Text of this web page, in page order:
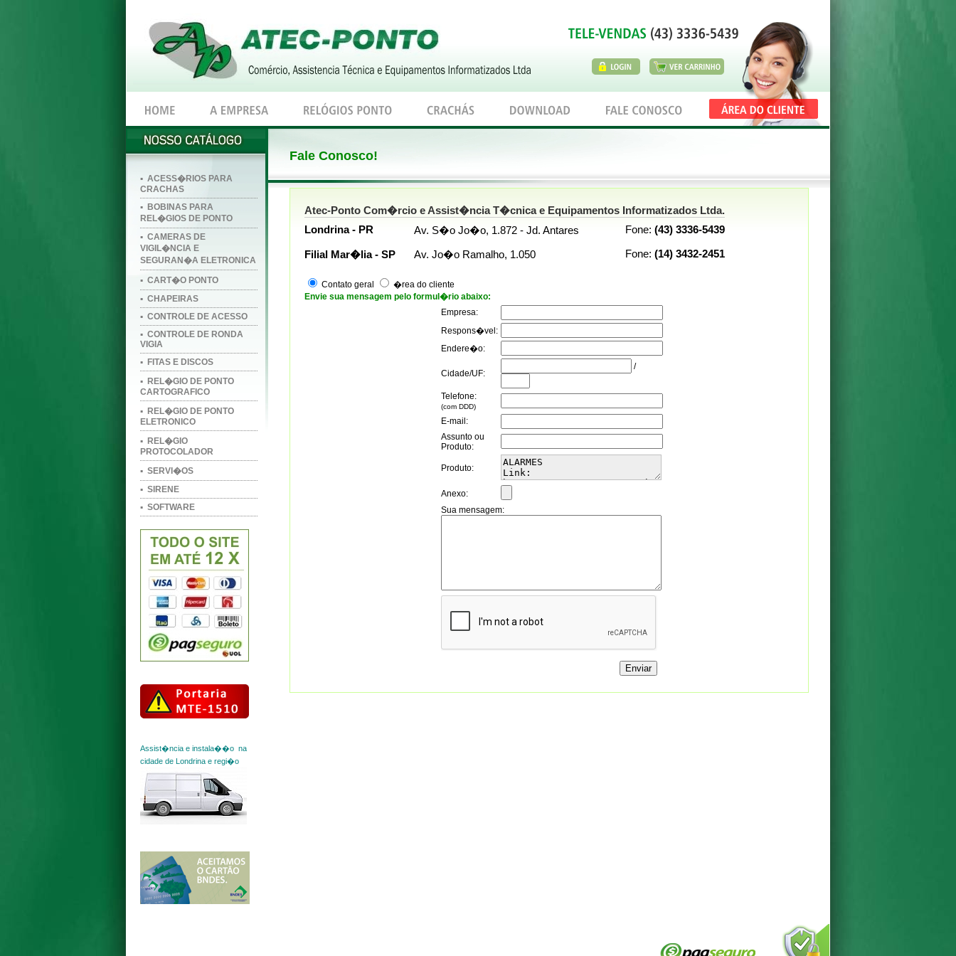
▪ ACESS�RIOS PARA
CRACHAS
▪ BOBINAS PARA
REL�GIOS DE PONTO
▪ CAMERAS DE
VIGIL�NCIA E
SEGURAN�A ELETRONICA
▪ CART�O PONTO
▪ CHAPEIRAS
▪ CONTROLE DE ACESSO
▪ CONTROLE DE RONDA
VIGIA
▪ FITAS E DISCOS
▪ REL�GIO DE PONTO
CARTOGRAFICO
▪ REL�GIO DE PONTO
ELETRONICO
▪ REL�GIO
PROTOCOLADOR
▪ SERVI�OS
▪ SIRENE
▪ SOFTWARE
Assist�ncia e instala��o na
cidade de Londrina e regi�o
Fale Conosco!
Atec-Ponto Com�rcio e Assist�ncia T�cnica e Equipamentos Informatizados Ltda.
Londrina - PR
Av. S�o Jo�o, 1.872 - Jd. Antares Fone: (43) 3336-5439
Filial Mar�lia - SP Av. Jo�o Ramalho, 1.050 Fone: (14) 3432-2451
Contato geral
�rea do cliente
Envie sua mensagem pelo formul�rio abaixo:
Empresa:
Respons�vel:
Endere�o:
Cidade/UF:
/
Telefone:
(com DDD)
E-mail:
Assunto ou
Produto:
Produto:
Anexo:
Sua mensagem: